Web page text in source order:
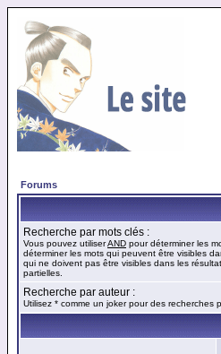
Forums
Recherche par mots clés :
Vous pouvez utiliserAND pour déterminer les
déterminer les mots qui peuvent être visibles
qui ne doivent pas être visibles dans les
partielles.
Recherche par auteur :
Utilisez * comme un joker pour des recherches